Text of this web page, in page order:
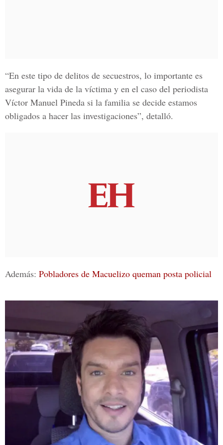
“En este tipo de delitos de secuestros, lo importante es
asegurar la vida de la víctima y en el caso del periodista
Víctor Manuel Pineda si la familia se decide estamos
obligados a hacer las investigaciones”, detalló.
Además: Pobladores de Macuelizo queman posta policial